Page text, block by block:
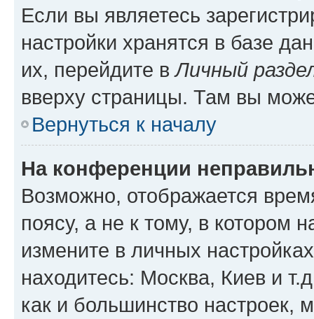
Если вы являетесь
настройки хранятся в базе
их, перейдите вЛичный
вверху страницы. Там вы
Вернуться к началу
На конференции
Возможно, отображается
поясу, а не к тому, в котором
измените в личных
находитесь: Москва, Киев и
как и большинство настроек,